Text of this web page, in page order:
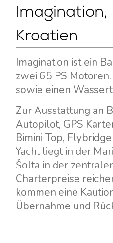
Kroatien
Imagination ist ein
zwei 65 PS
sowie einen
Zur Ausstattung an
Autopilot, GPS
Bimini Top,
Yacht liegt in der
Šolta in der
Charterpreise
kommen eine
Übernahme und